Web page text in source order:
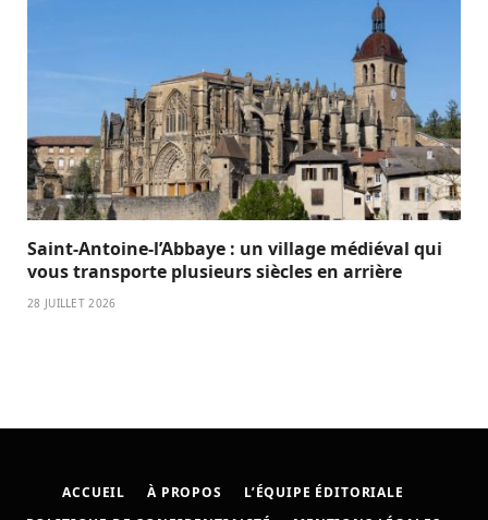
Saint-Antoine-l’Abbaye : un village médiéval qui
vous transporte plusieurs siècles en arrière
28 JUILLET 2026
ACCUEIL À PROPOS
L’ÉQUIPE ÉDITORIALE